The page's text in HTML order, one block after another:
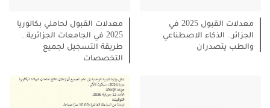
معدلات القبول 2025 في
الجزائر.. الذكاء الاصطناعي
والطب يتصدران
معدلات القبول لحاملي بكالوريا
2025 في الجامعات الجزائرية..
طريقة التسجيل لجميع
التخصصات